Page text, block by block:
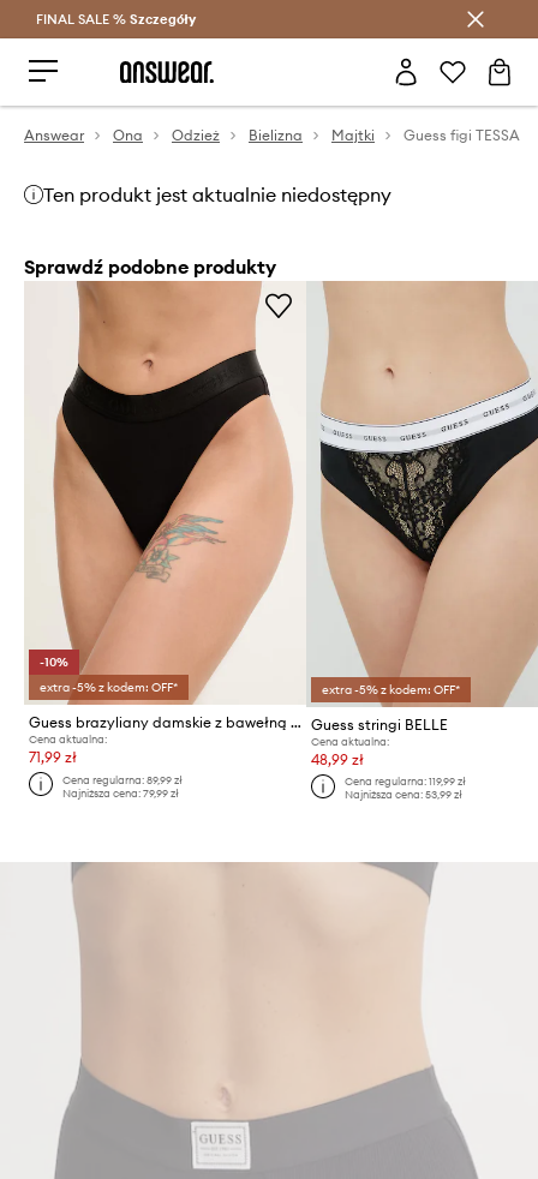
Oszczędzaj z Answear Club >
FINAL SALE % Szczegóły
Answear Ona Odzież Bielizna Majtki Guess figi TESSA
Ten produkt jest aktualnie niedostępny
Sprawdź podobne produkty
-10%
extra -5% z kodem: OFF*
Guess brazyliany damskie z bawełną MARIKA
Cena aktualna:
71,99 zł
Cena regularna:89,99 zł
Najniższa cena:79,99 zł
extra -5% z kodem: OFF*
Guess stringi BELLE
Cena aktualna:
48,99 zł
Cena regularna: 119,99 zł
Najniższa cena: 53,99 zł